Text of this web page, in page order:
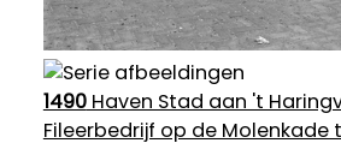
1490Haven Stad aan 't
Fileerbedrijf op de Molenkade